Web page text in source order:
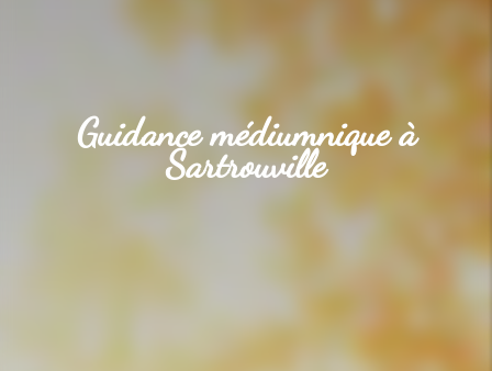
Guidance médiumnique à
Sartrouville